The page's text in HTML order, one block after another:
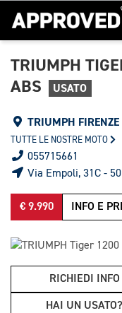
TRIUMPH
ABS
USATO
TRIUMPH FIRENZE
TUTTE LE NOSTRE MOTO
055715661
Via Empoli, 31C -
€ 9.990 INFO E
RICHIEDI INFO
HAI UN USATO?